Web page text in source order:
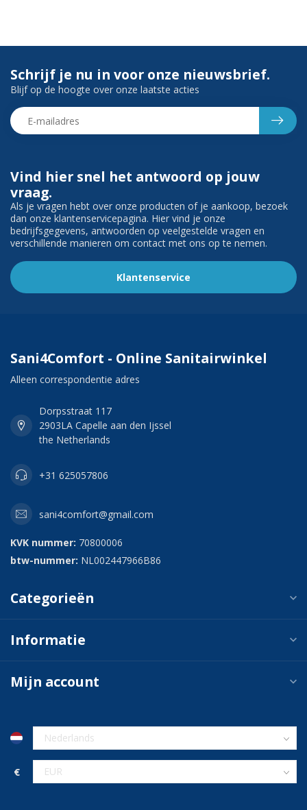
Vind hier snel het antwoord op jouw
vraag.
Als je vragen hebt over onze producten of je aankoop, bezoek
dan onze klantenservicepagina. Hier vind je onze
bedrijfsgegevens, antwoorden op veelgestelde vragen en
verschillende manieren om contact met ons op te nemen.
Klantenservice
Schrijf je nu in voor onze nieuwsbrief.
Blijf op de hoogte over onze laatste acties
Sani4Comfort - Online Sanitairwinkel
Alleen correspondentie adres
Dorpsstraat 117
2903LA Capelle aan den Ijssel
the Netherlands
+31 625057806
sani4comfort@gmail.com
KVK nummer: 70800006
btw-nummer: NL002447966B86
Categorieën
Informatie
Mijn account
€